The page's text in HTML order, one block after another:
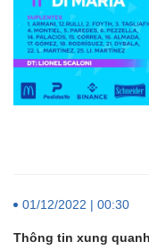
01/12/2022 | 00:30
Thông tin xung quanh